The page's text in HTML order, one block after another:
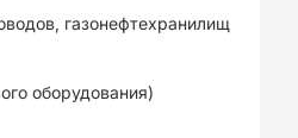
газонефтехранилищ
оборудования)